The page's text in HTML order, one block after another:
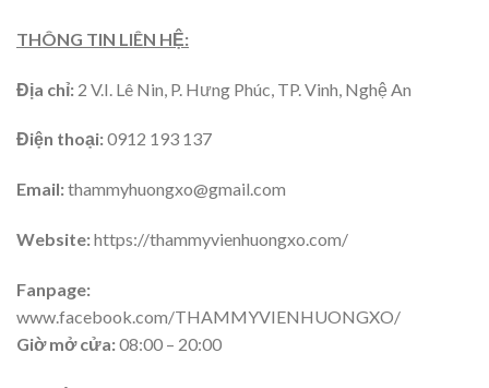
THÔNG TIN LIÊN HỆ:
Địa chỉ: 2 V.I. Lê Nin, P. Hưng Phúc, TP. Vinh, Nghệ An
Điện thoại:0912 193 137
Email:thammyhuongxo@gmail.com
Website:https://thammyvienhuongxo.com/
Fanpage:
www.facebook.com/THAMMYVIENHUONGXO/
Giờ mở cửa:08:00 – 20:00